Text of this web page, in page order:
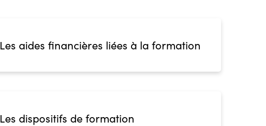
Les aides financières liées à la formation
Les dispositifs de formation